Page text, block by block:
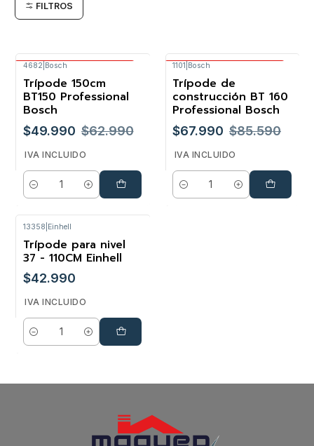
FILTROS
Envío Gratis Bosch
-21%
4682 Bosch
Trípode 150cm
BT150 Professional
Bosch
$49.990 $62.990
IVA INCLUIDO
Cantidad
Envío Gratis Bosch
-21%
1101 Bosch
Trípode de
construcción BT 160
Professional Bosch
$67.990 $85.590
IVA INCLUIDO
Cantidad
13358 Einhell
Trípode para nivel
37 - 110CM Einhell
$42.990
IVA INCLUIDO
Cantidad